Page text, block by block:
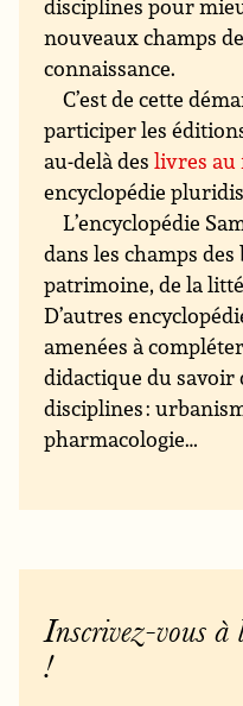
nouveaux champs
connaissance.
C’est de cette
participer les
au-delà deslivres au
encyclopédie
L’encyclopédie
dans les champs
patrimoine, de la
D’autres
amenées à
didactique du savoir
disciplines :
pharmacologie…
Inscrivez-vous à
!